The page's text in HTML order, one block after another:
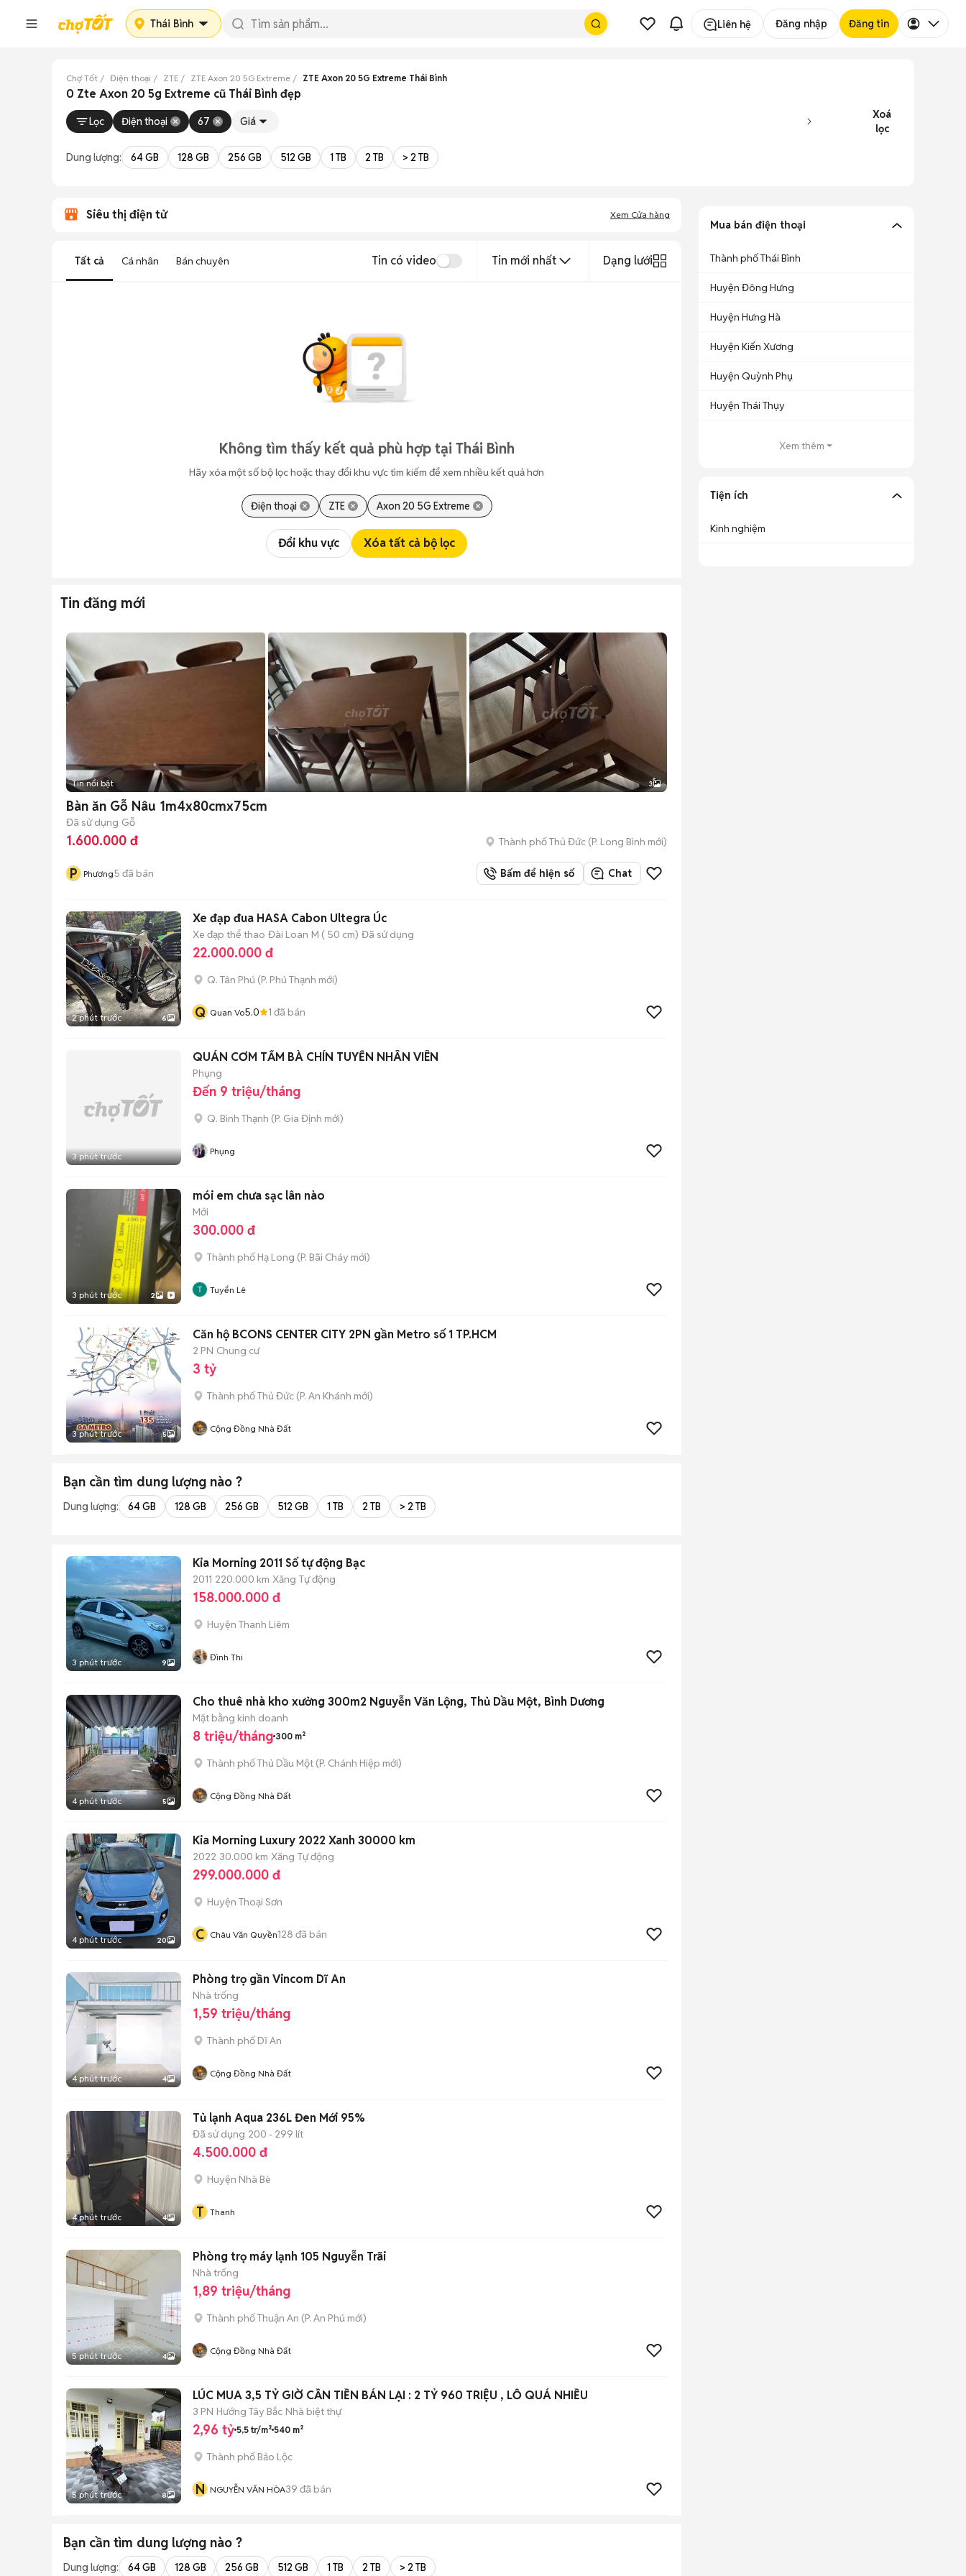
Thái Bình Liên hệ Đăng nhập Đăng tin
Chợ Tốt Điện thoại ZTE ZTE Axon 20 5G Extreme ZTE Axon 20 5G Extreme Thái Bình
0 Zte Axon 20 5g Extreme cũ Thái Bình đẹp
Lọc Điện thoại 67 Giá
Xoá
lọc
Dung lượng: 64 GB 128 GB 256 GB 512 GB 1 TB 2 TB > 2 TB
Siêu thị điện tử Xem Cửa hàng
Tất cả Cá nhân Bán chuyên Tin có video Tin mới nhất Dạng lưới
Không tìm thấy kết quả phù hợp tại Thái Bình
Hãy xóa một số bộ lọc hoặc thay đổi khu vực tìm kiếm để xem nhiều kết quả hơn
Điện thoại ZTE Axon 20 5G Extreme
Đổi khu vực Xóa tất cả bộ lọc
Tin đăng mới
Tin nổi bật 3
Bàn ăn Gỗ Nâu 1m4x80cmx75cm
Đã sử dụng Gỗ
1.600.000 đ Thành phố Thủ Đức (P. Long Bình mới)
P Phương5 đã bán Bấm để hiện số Chat
2 phút trước 6
Xe đạp đua HASA Cabon Ultegra Úc
Xe đạp thể thao Đài Loan M ( 50 cm) Đã sử dụng
22.000.000 đ
Q. Tân Phú (P. Phú Thạnh mới)
Q Quan Vo5.0 1 đã bán
3 phút trước
QUÁN CƠM TẤM BÀ CHÍN TUYỂN NHÂN VIÊN
Phụng
Đến 9 triệu/tháng
Q. Bình Thạnh (P. Gia Định mới)
Phụng
3 phút trước 2
mói em chưa sạc lân nào
Mới
300.000 đ
Thành phố Hạ Long (P. Bãi Cháy mới)
Tuyển Lê
3 phút trước 5
Căn hộ BCONS CENTER CITY 2PN gần Metro số 1 TP.HCM
2 PN Chung cư
3 tỷ
Thành phố Thủ Đức (P. An Khánh mới)
Cộng Đồng Nhà Đất
Bạn cần tìm dung lượng nào ?
Dung lượng: 64 GB 128 GB 256 GB 512 GB 1 TB 2 TB > 2 TB
3 phút trước 9
Kia Morning 2011 Số tự động Bạc
2011 220.000 km Xăng Tự động
158.000.000 đ
Huyện Thanh Liêm
Đình Thi
4 phút trước 5
Cho thuê nhà kho xưởng 300m2 Nguyễn Văn Lộng, Thủ Dầu Một, Bình Dương
Mặt bằng kinh doanh
8 triệu/tháng 300 m²
Thành phố Thủ Dầu Một (P. Chánh Hiệp mới)
Cộng Đồng Nhà Đất
4 phút trước 20
Kia Morning Luxury 2022 Xanh 30000 km
2022 30.000 km Xăng Tự động
299.000.000 đ
Huyện Thoại Sơn
C Châu Văn Quyền128 đã bán
4 phút trước 4
Phòng trọ gần Vincom Dĩ An
Nhà trống
1,59 triệu/tháng
Thành phố Dĩ An
Cộng Đồng Nhà Đất
4 phút trước 4
Tủ lạnh Aqua 236L Đen Mới 95%
Đã sử dụng 200 - 299 lít
4.500.000 đ
Huyện Nhà Bè
T Thanh
5 phút trước 4
Phòng trọ máy lạnh 105 Nguyễn Trãi
Nhà trống
1,89 triệu/tháng
Thành phố Thuận An (P. An Phú mới)
Cộng Đồng Nhà Đất
5 phút trước 8
LÚC MUA 3,5 TỶ GIỜ CẦN TIỀN BÁN LẠI : 2 TỶ 960 TRIỆU , LỖ QUÁ NHIỀU
3 PN Hướng Tây Bắc Nhà biệt thự
2,96 tỷ 5,5 tr/m² 540 m²
Thành phố Bảo Lộc
N NGUYỄN VĂN HÒA39 đã bán
Bạn cần tìm dung lượng nào ?
Dung lượng: 64 GB 128 GB 256 GB 512 GB 1 TB 2 TB > 2 TB
Mua bán điện thoại
Thành phố Thái Bình
Huyện Đông Hưng
Huyện Hưng Hà
Huyện Kiến Xương
Huyện Quỳnh Phụ
Huyện Thái Thụy
Xem thêm
Tiện ích
Kinh nghiệm